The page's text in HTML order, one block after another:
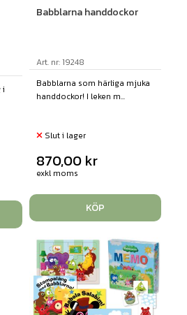
i
Babblarna handdockor
Art. nr: 19248
Babblarna som härliga mjuka
handdockor! I leken m...
Slut i lager
870,00 kr
exkl moms
KÖP